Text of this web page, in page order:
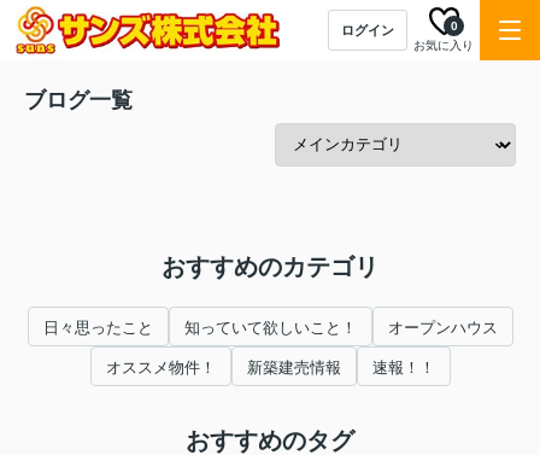
ログイン
お気に入り
0
ブログ一覧
おすすめのカテゴリ
日々思ったこと 知っていて欲しいこと！ オープンハウス
オススメ物件！ 新築建売情報 速報！！
おすすめのタグ